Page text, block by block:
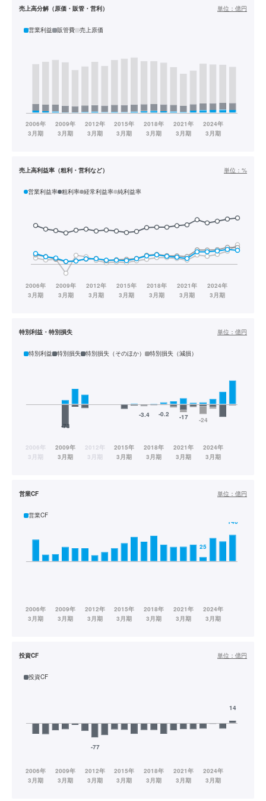
売上高分解（原価・販管・営利） 単位： 億円
営業利益 販管費 売上原価
売上高利益率（粗利・営利など） 単位： %
営業利益率 粗利率 経常利益率 純利益率
特別利益・特別損失 単位： 億円
特別利益 特別損失 特別損失（そのほか） 特別損失（減損）
営業CF 単位： 億円
営業CF
投資CF 単位： 億円
投資CF